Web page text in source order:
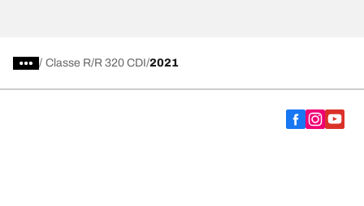
/ Classe R R 320 CDI 2021